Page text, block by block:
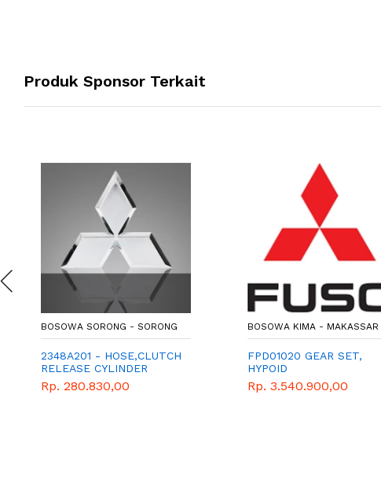
Produk Sponsor Terkait
BOSOWA SORONG - SORONG
2348A201 - HOSE,CLUTCH
RELEASE CYLINDER
Rp. 280.830,00
BOSOWA KIMA - MAKASSAR
FPD01020 GEAR SET,
HYPOID
Rp. 3.540.900,00